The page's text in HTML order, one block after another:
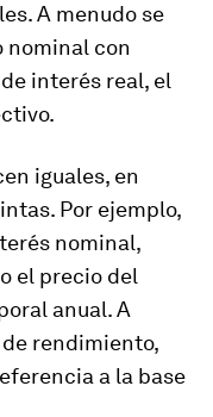
A menudo se
nominal con
interés real, el
iguales, en
Por ejemplo,
nominal,
el precio del
anual. A
rendimiento,
a la base